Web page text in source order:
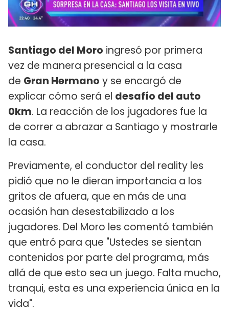
Santiago del Moro ingresó por primera
vez de manera presencial a la casa
de Gran Hermano y se encargó de
explicar cómo será el desafío del auto
0km. La reacción de los jugadores fue la
de correr a abrazar a Santiago y mostrarle
la casa.
Previamente, el conductor del reality les
pidió que no le dieran importancia a los
gritos de afuera, que en más de una
ocasión han desestabilizado a los
jugadores. Del Moro les comentó también
que entró para que "Ustedes se sientan
contenidos por parte del programa, más
allá de que esto sea un juego. Falta mucho,
tranqui, esta es una experiencia única en la
vida".